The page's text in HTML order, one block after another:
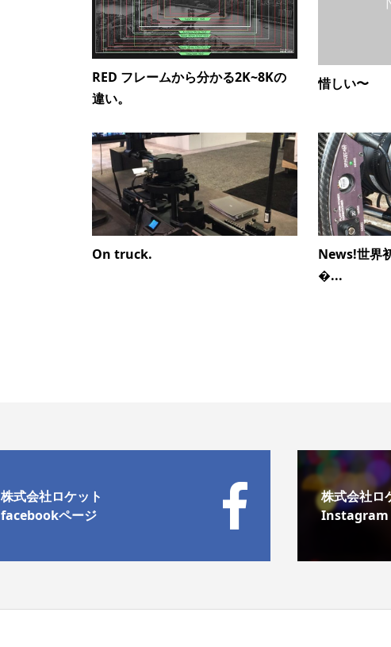
RED フレームから分かる2K~8Kの
違い。
惜しい〜
On truck.
News!世界
�...
株式会社ロケット
facebookページ
株式会社ロ
Instagram